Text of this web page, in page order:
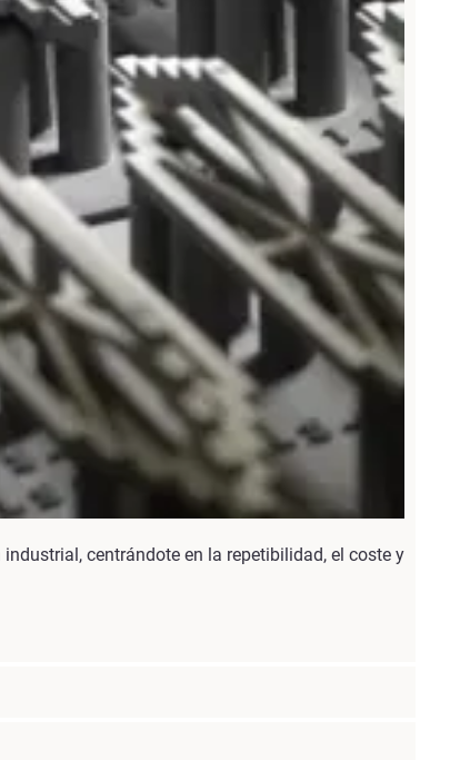
centrándote en la repetibilidad, el coste y